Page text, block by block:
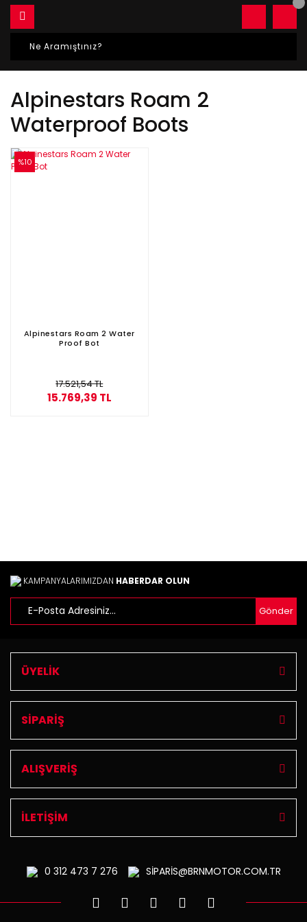
Alpinestars Roam 2
Waterproof Boots
%10
Alpinestars Roam 2 Water
Proof Bot
17.521,54 TL
15.769,39 TL
KAMPANYALARIMIZDAN HABERDAR OLUN
Gönder
ÜYELİK
SİPARİŞ
ALIŞVERİŞ
İLETİŞİM
0 312473 7 276 SİPARİS@BRNMOTOR.COM.TR